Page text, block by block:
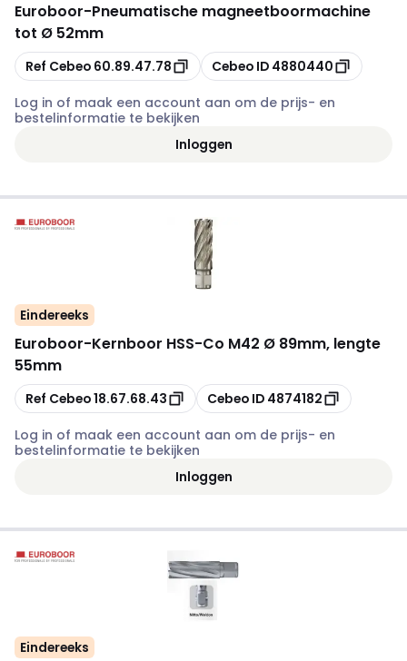
Euroboor-Pneumatische magneetboormachine
tot Ø 52mm
Kopiëren
Ref Cebeo 60.89.47.78 Kopiëren
Cebeo ID 4880440
Log in of maak een account aan om de prijs- en
bestelinformatie te bekijken
Inloggen
Eindereeks
Euroboor-Kernboor HSS-Co M42 Ø 89mm, lengte
55mm
Kopiëren
Ref Cebeo18.67.68.43 Kopiëren
Cebeo ID 4874182
Log in of maak een account aan om de prijs- en
bestelinformatie te bekijken
Inloggen
Eindereeks